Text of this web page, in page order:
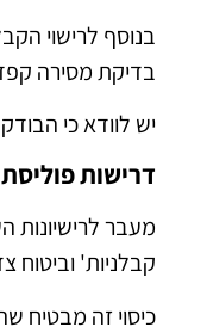
בנוסף לרישוי
בדיקת מסירה קפדנית על
יש לוודא כי
דרישות
מעבר
קבלניות' וביטוח
כיסוי זה מבטיח